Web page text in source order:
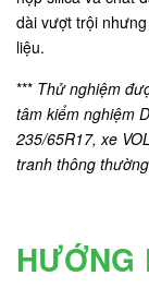
dài vượt trội
liệu.
*** Thử nghiệm
tâm kiểm nghiệm
235/65R17, xe
tranh thông
HƯỚNG